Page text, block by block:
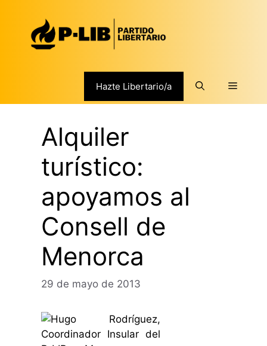
contenido
Hazte Libertario/a Menú
Alquiler
turístico:
apoyamos al
Consell de
Menorca
29 de mayo de 2013